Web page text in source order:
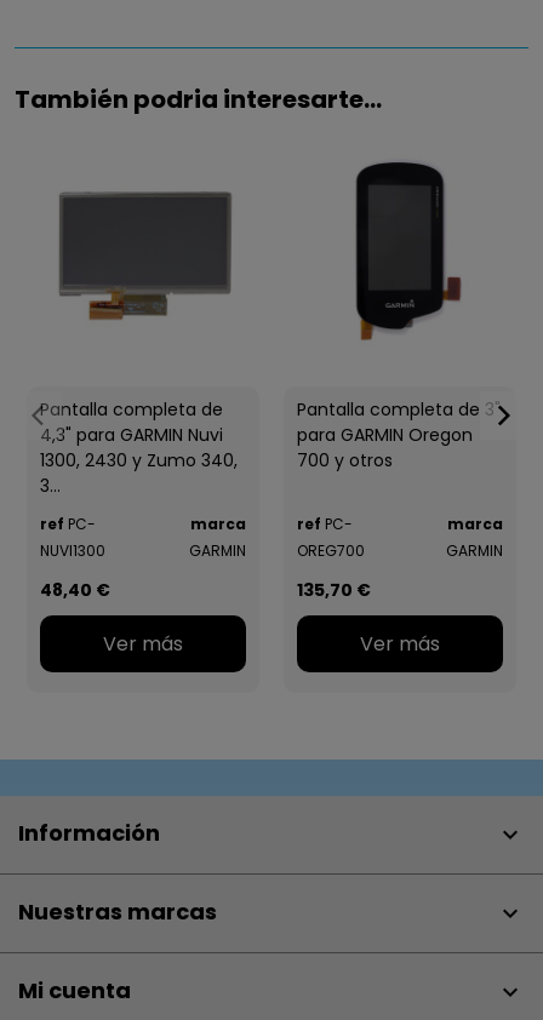
También podria interesarte...
Pantalla completa de
4,3" para GARMIN Nuvi
1300, 2430 y Zumo 340,
3...
ref PC-
NUVI1300
marca
GARMIN
48,40 €
Ver más
Pantalla completa de 3"
para GARMIN Oregon
700 y otros
ref PC-
OREG700
marca
GARMIN
135,70 €
Ver más
Información 
Nuestras marcas 
Mi cuenta 